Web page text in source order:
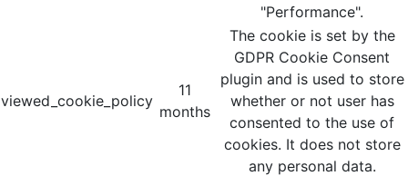
"Performance".
viewed_cookie_policy
11
months
The cookie is set by the
GDPR Cookie Consent
plugin and is used to store
whether or not user has
consented to the use of
cookies. It does not store
any personal data.